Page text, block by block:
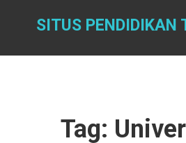
SITUS PENDIDIKAN
Tag: